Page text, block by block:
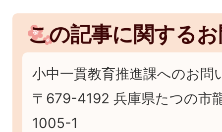
この記事に関する
小中一貫教育推進課へのお問
〒679-4192 兵庫県たつの市
1005-1